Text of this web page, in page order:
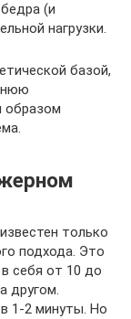
(и
нагрузки.
базой,
образом
только
подхода. Это
себя от 10 до
другом.
1-2 минуты. Но